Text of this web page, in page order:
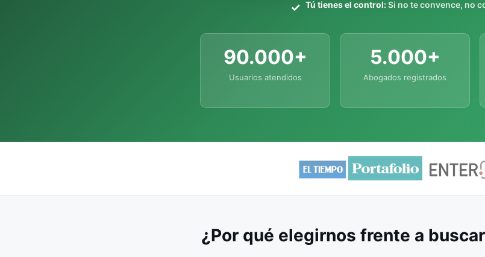
Tú tienes el control:Si no te convence, no
90.000+
Usuarios atendidos
5.000+
Abogados registrados
¿Por qué elegirnos frente a